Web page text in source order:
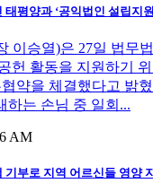
평양과 ‘공익법인 설립지
이승열)은 27일 법무
헌 활동을 지원하기 위
협약을 체결했다고 밝
하는 손님 중 일회...
AM
기부로 지역 어르신들 영양